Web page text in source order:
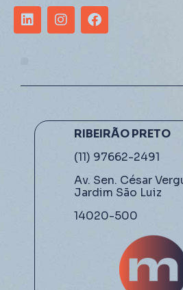
RIBEIRÃO PRETO
(11) 97662-2491
Av. Sen. César
Jardim São Luiz
14020-500